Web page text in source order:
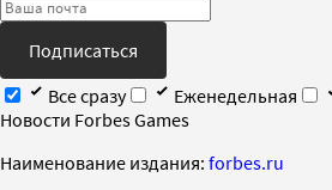
Подписаться
Все сразу
Еженедельная
Новости Forbes Games
Наименование издания: forbes.ru